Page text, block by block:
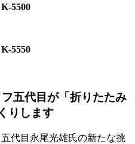
5500
5550
五代目が「折りたたみ
りします
代目永尾光雄氏の新たな挑